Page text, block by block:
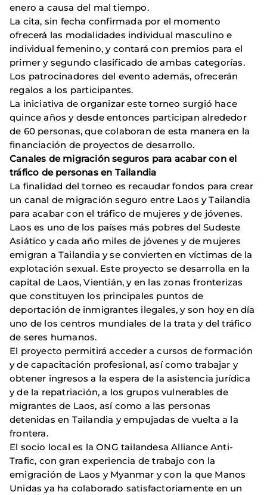
enero a causa del mal tiempo.
La cita, sin fecha confirmada por el momento
ofrecerá las modalidades individual masculino e
individual femenino, y contará con premios para el
primer y segundo clasificado de ambas categorías.
Los patrocinadores del evento además, ofrecerán
regalos a los participantes.
La iniciativa de organizar este torneo surgió hace
quince años y desde entonces participan alrededor
de 60 personas, que colaboran de esta manera en la
financiación de proyectos de desarrollo.
Canales de migración seguros para acabar con el
tráfico de personas en Tailandia
La finalidad del torneo es recaudar fondos para crear
un canal de migración seguro entre Laos y Tailandia
para acabar con el tráfico de mujeres y de jóvenes.
Laos es uno de los países más pobres del Sudeste
Asiático y cada año miles de jóvenes y de mujeres
emigran a Tailandia y se convierten en víctimas de la
explotación sexual. Este proyecto se desarrolla en la
capital de Laos, Vientián, y en las zonas fronterizas
que constituyen los principales puntos de
deportación de inmigrantes ilegales, y son hoy en día
uno de los centros mundiales de la trata y del tráfico
de seres humanos.
El proyecto permitirá acceder a cursos de formación
y de capacitación profesional, así como trabajar y
obtener ingresos a la espera de la asistencia jurídica
y de la repatriación, a los grupos vulnerables de
migrantes de Laos, así como a las personas
detenidas en Tailandia y empujadas de vuelta a la
frontera.
El socio local es la ONG tailandesa Alliance Anti-
Trafic, con gran experiencia de trabajo con la
emigración de Laos y Myanmar y con la que Manos
Unidas ya ha colaborado satisfactoriamente en un